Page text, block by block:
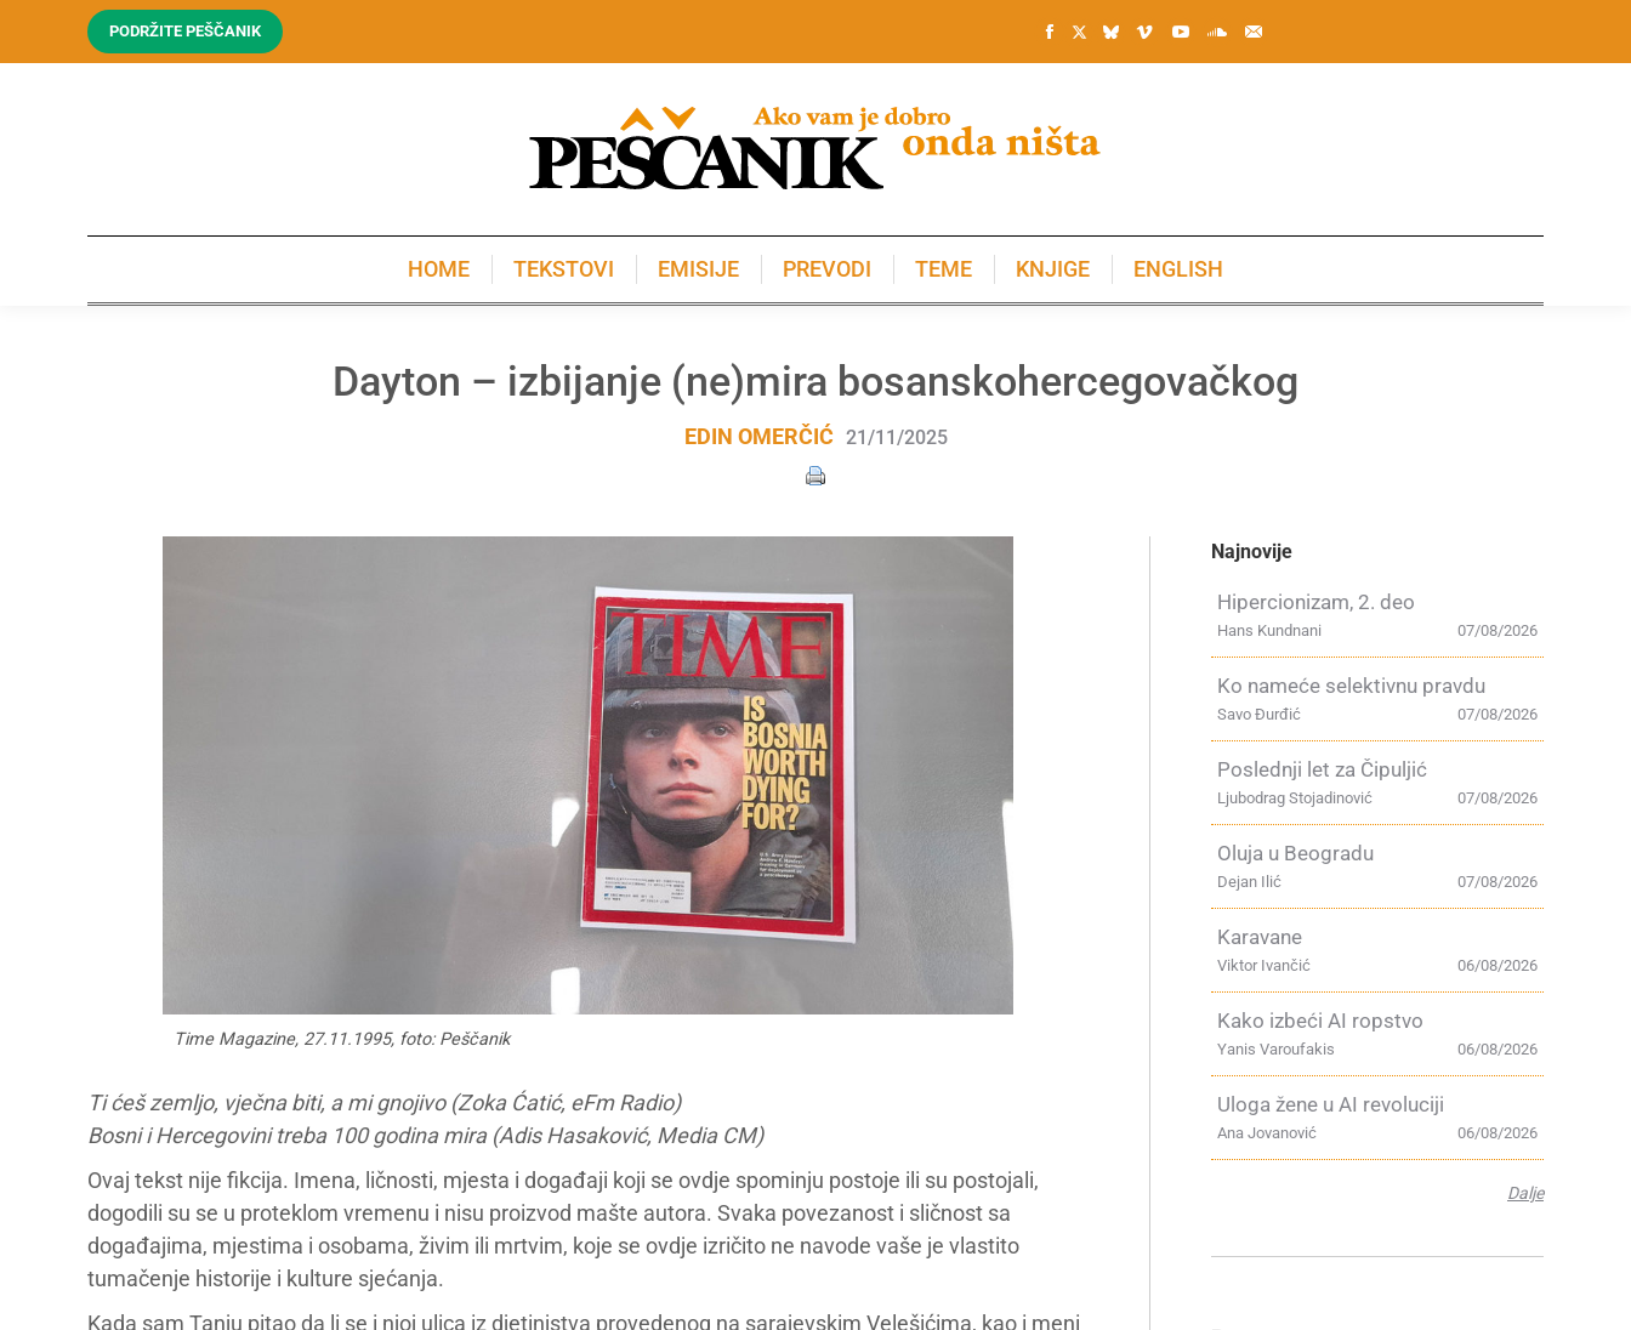
PODRŽITE PEŠČANIK
HOME TEKSTOVI EMISIJE PREVODI TEME KNJIGE ENGLISH
Dayton – izbijanje (ne)mira bosanskohercegovačkog
EDIN OMERČIĆ 21/11/2025
Time Magazine, 27.11.1995, foto: Peščanik
Ti ćeš zemljo, vječna biti, a mi gnojivo (Zoka Ćatić, eFm Radio)
Bosni i Hercegovini treba 100 godina mira (Adis Hasaković, Media CM)
Ovaj tekst nije fikcija. Imena, ličnosti, mjesta i događaji koji se ovdje spominju postoje ili su postojali,
dogodili su se u proteklom vremenu i nisu proizvod mašte autora. Svaka povezanost i sličnost sa
događajima, mjestima i osobama, živim ili mrtvim, koje se ovdje izričito ne navode vaše je vlastito
tumačenje historije i kulture sjećanja.
Kada sam Tanju pitao da li se i njoj ulica iz djetinjstva provedenog na sarajevskim Velešićima, kao i meni
Najnovije
Hipercionizam, 2. deo
07/08/2026
Hans Kundnani
Ko nameće selektivnu pravdu
07/08/2026
Savo Đurđić
Poslednji let za Čipuljić
07/08/2026
Ljubodrag Stojadinović
Oluja u Beogradu
07/08/2026
Dejan Ilić
Karavane
06/08/2026
Viktor Ivančić
Kako izbeći AI ropstvo
06/08/2026
Yanis Varoufakis
Uloga žene u AI revoluciji
06/08/2026
Ana Jovanović
Dalje
KNJIGE ENGLISH